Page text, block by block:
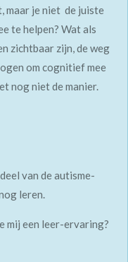
maar je niet de juiste
te helpen? Wat als
zichtbaar zijn, de weg
om cognitief mee
nog niet de manier.
van de autisme-
leren.
mij een leer-ervaring?